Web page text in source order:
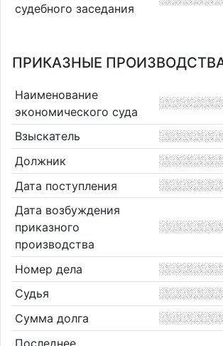
судебного заседания
ПРИКАЗНЫЕ
Наименование
экономического суда
Взыскатель
Должник
Дата поступления
Дата возбуждения
приказного
производства
Номер дела
Судья
Сумма долга
Последнее